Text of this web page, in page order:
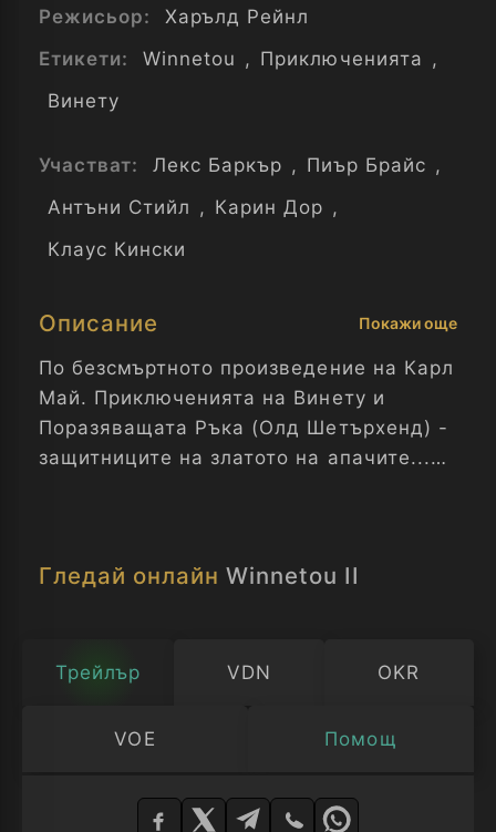
Режисьор:
Харълд Рейнл
Етикети:
Winnetou , Приключенията ,
Винету
Участват: Лекс Баркър , Пиър Брайс ,
Антъни Стийл , Карин Дор ,
Клаус Кински
Описание Покажи още
По безсмъртното произведение на Карл
Май. Приключенията на Винету и
Поразяващата Ръка (Олд Шетърхенд) -
защитниците на златото на апачите...
Гледай онлайнWinnetou II
Трейлър VDN OKR
VOE Помощ
Изберете